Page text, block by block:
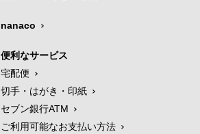
nanaco
便利なサービス
宅配便
切手・はがき・印紙
セブン銀行ATM
ご利用可能なお支払い方法